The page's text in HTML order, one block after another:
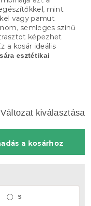
Változat kiválasztása
S
a kosárhoz
mint
vagy pamut
semleges színű
képezhet
a kosár ideális
esztétikai